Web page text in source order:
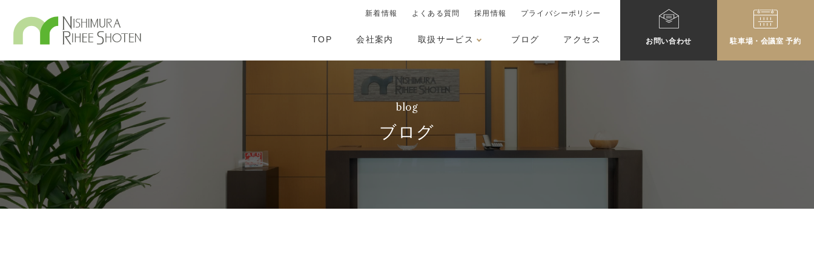
新着情報 よくある質問 採用情報 プライバシーポリシー
TOP 会社案内 取扱サービス ブログ アクセス お問い合わせ 駐車場・会議室 予約
ブログ
blog